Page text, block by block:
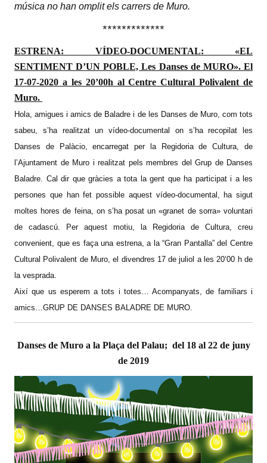
música no han omplit els carrers de Muro.
*************
ESTRENA: VÍDEO-DOCUMENTAL: «EL
SENTIMENT D’UN POBLE, Les Danses de MURO». El
17-07-2020 a les 20’00h al Centre Cultural Polivalent de
Muro.
Hola, amigues i amics de Baladre i de les Danses de Muro, com tots
sabeu, s’ha realitzat un vídeo-documental on s’ha recopilat les
Danses de Palàcio, encarregat per la Regidoria de Cultura, de
l’Ajuntament de Muro i realitzat pels membres del Grup de Danses
Baladre. Cal dir que gràcies a tota la gent que ha participat i a les
persones que han fet possible aquest vídeo-documental, ha sigut
moltes hores de feina, on s’ha posat un «granet de sorra» voluntari
de cadascú. Per aquest motiu, la Regidoria de Cultura, creu
convenient, que es faça una estrena, a la “Gran Pantalla” del Centre
Cultural Polivalent de Muro, el divendres 17 de juliol a les 20’00 h de
la vesprada.
Així que us esperem a tots i totes… Acompanyats, de familiars i
amics…GRUP DE DANSES BALADRE DE MURO.
Danses de Muro a la Plaça del Palau; del 18 al 22 de juny
de 2019